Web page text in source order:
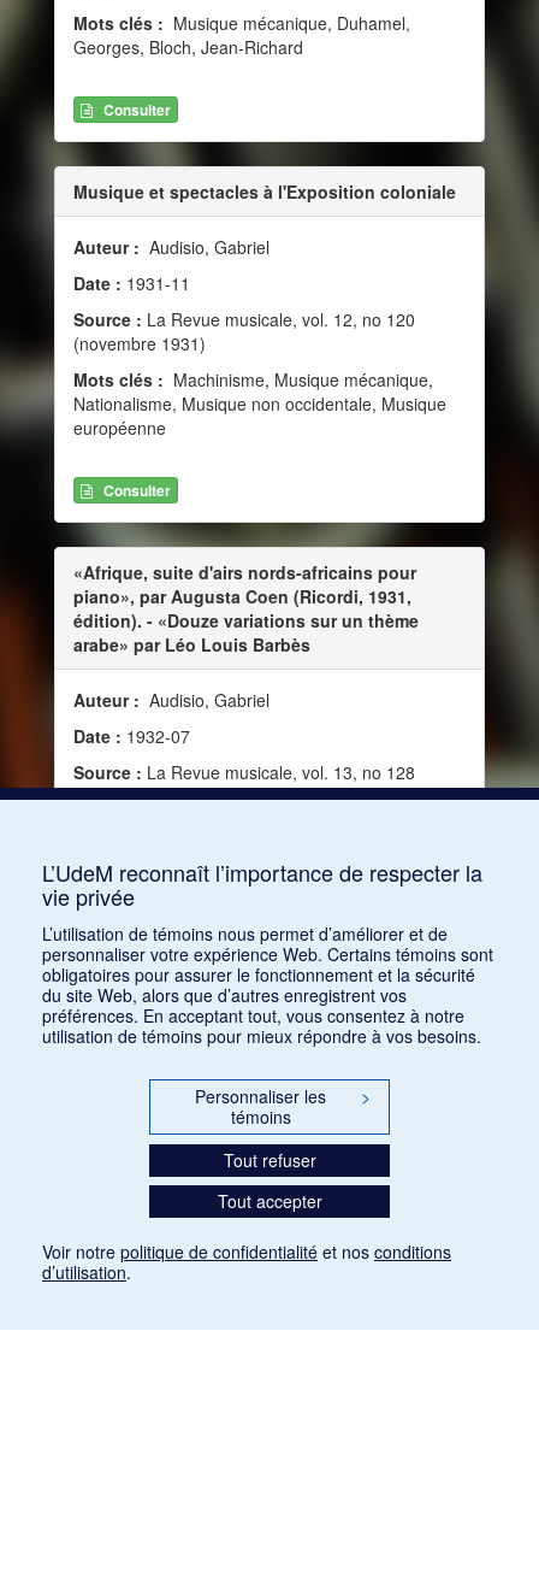
Mots clés : Musique mécanique, Duhamel,
Georges, Bloch, Jean-Richard
Consulter
Musique et spectacles à l'Exposition coloniale
Auteur : Audisio, Gabriel
Date : 1931-11
Source : La Revue musicale, vol. 12, no 120
(novembre 1931)
Mots clés : Machinisme, Musique mécanique,
Nationalisme, Musique non occidentale, Musique
européenne
Consulter
«Afrique, suite d'airs nords-africains pour
piano», par Augusta Coen (Ricordi, 1931,
édition). - «Douze variations sur un thème
arabe» par Léo Louis Barbès
Auteur : Audisio, Gabriel
Date : 1932-07
Source : La Revue musicale, vol. 13, no 128
(juillet-août 1932)
L’UdeM reconnaît l’importance de respecter la
vie privée
L’utilisation de témoins nous permet d’améliorer et de
personnaliser votre expérience Web. Certains témoins sont
obligatoires pour assurer le fonctionnement et la sécurité
du site Web, alors que d’autres enregistrent vos
préférences. En acceptant tout, vous consentez à notre
utilisation de témoins pour mieux répondre à vos besoins.
Personnaliser les
témoins
>
Tout refuser
Tout accepter
Voir notre politique de confidentialité et nos conditions
d’utilisation.